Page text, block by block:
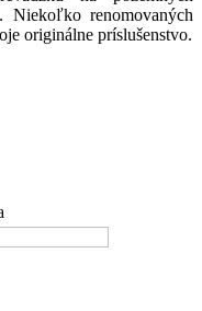
Niekoľko renomovaných
originálne príslušenstvo.